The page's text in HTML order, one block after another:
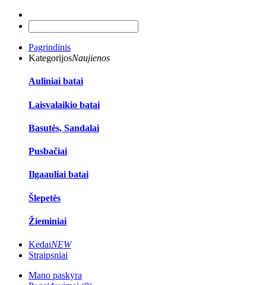
Pagrindinis
KategorijosNaujienos
Auliniai batai
Laisvalaikio batai
Basutės, Sandalai
Pusbačiai
Ilgaauliai batai
Šlepetės
Žieminiai
KedaiNEW
Straipsniai
Mano paskyra